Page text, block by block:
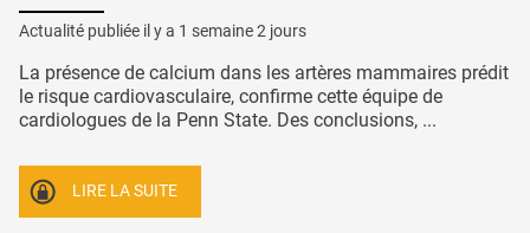
Actualité publiée il y a 1 semaine 2 jours
La présence de calcium dans les artères mammaires prédit
le risque cardiovasculaire, confirme cette équipe de
cardiologues de la Penn State. Des conclusions, ...
LIRE LA SUITE